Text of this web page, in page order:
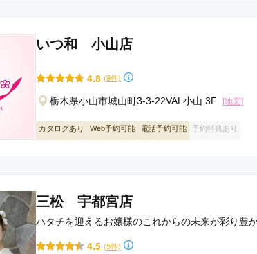
いつ和 小山店
4.8 (9件)
栃木県小山市城山町3-3-22VAL小山 3F [地図]
カタログあり Web予約可能 電話予約可能 予約特典あり
三松 宇都宮店
ハタチを迎えるお嬢様のこれからの未来が彩り豊
4.5 (5件)